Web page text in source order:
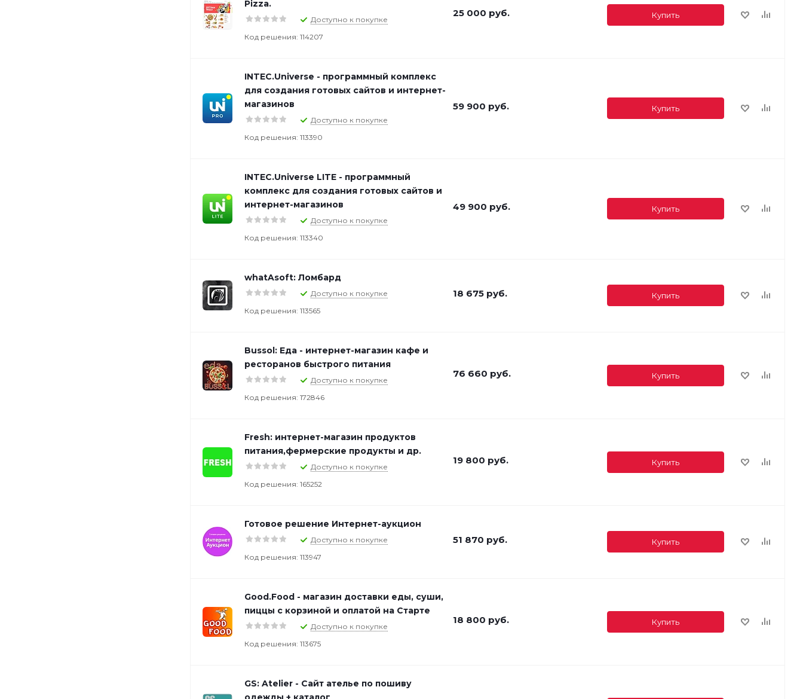
Pizza.
Доступно к покупке
Код решения: 114207
25 000 руб. Купить
INTEC.Universe - программный комплекс
для создания готовых сайтов и интернет-
магазинов
Доступно к покупке
Код решения: 113390
59 900 руб. Купить
INTEC.Universe LITE - программный
комплекс для создания готовых сайтов и
интернет-магазинов
Доступно к покупке
Код решения: 113340
49 900 руб. Купить
whatAsoft: Ломбард
Доступно к покупке
Код решения: 113565
18 675 руб. Купить
Bussol: Еда - интернет-магазин кафе и
ресторанов быстрого питания
Доступно к покупке
Код решения: 172846
76 660 руб. Купить
Fresh: интернет-магазин продуктов
питания,фермерские продукты и др.
Доступно к покупке
Код решения: 165252
19 800 руб. Купить
Готовое решение Интернет-аукцион
Доступно к покупке
Код решения: 113947
51 870 руб. Купить
Good.Food - магазин доставки еды, суши,
пиццы с корзиной и оплатой на Старте
Доступно к покупке
Код решения: 113675
18 800 руб. Купить
GS: Atelier - Сайт ателье по пошиву